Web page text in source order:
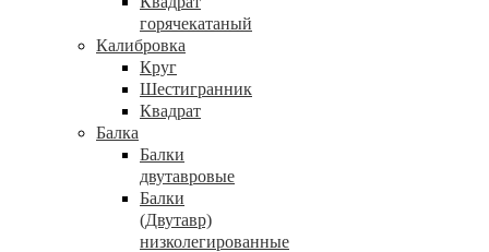
горячекатаный
Калибровка
Круг
Шестигранник
Квадрат
Балка
Балки
двутавровые
Балки
(Двутавр)
низколегированные